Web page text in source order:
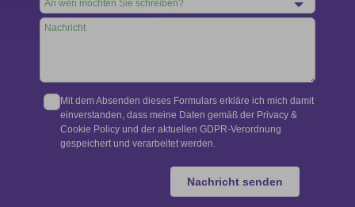
Mit dem Absenden dieses Formulars erkläre ich mich damit
einverstanden, dass meine Daten gemäß der Privacy &
Cookie Policy und der aktuellen GDPR-Verordnung
gespeichert und verarbeitet werden.
Nachricht senden